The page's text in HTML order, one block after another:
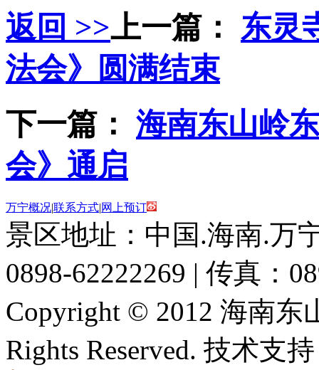
返回 >>上一篇：
东灵
法会》圆满结束
下一篇： 海南东山岭
会》通启
万宁概况|联系方式|网上预订
景区地址：中国.海南.万
0898-62222269 | 传真：
Copyright © 2012 海南
Rights Reserved. 技术支